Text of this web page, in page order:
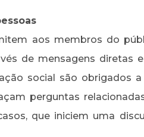
aos membros do
de mensagens diretas
social são obrigados
perguntas
que iniciem uma